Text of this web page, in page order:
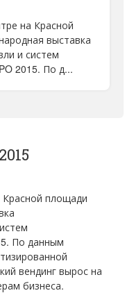
на Красной
выставка
и систем
2015. По д...
Красной площади
По данным
вендинг вырос на
бизнеса.